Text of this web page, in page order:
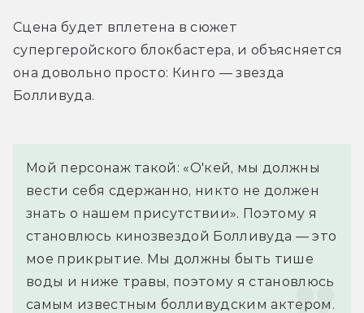
Сцена будет вплетена в сюжет
супергеройского блокбастера, и объясняется
она довольно просто: Кинго — звезда
Болливуда.
Мой персонаж такой: «О'кей, мы должны
вести себя сдержанно, никто не должен
знать о нашем присутствии». Поэтому я
становлюсь кинозвездой Болливуда — это
мое прикрытие. Мы должны быть тише
воды и ниже травы, поэтому я становлюсь
самым известным болливудским актером.